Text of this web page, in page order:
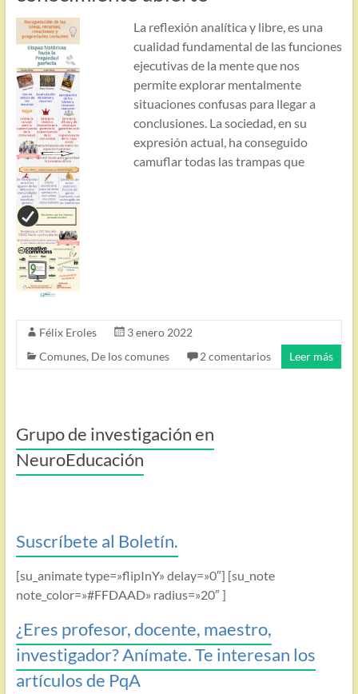
La reflexión analítica y libre, es una
cualidad fundamental de las funciones
ejecutivas de la mente que nos
permite explorar mentalmente
situaciones confusas para llegar a
conclusiones. La sociedad, en su
expresión actual, ha conseguido
camuflar todas las trampas que
Félix Eroles
3 enero 2022
Comunes, De los comunes 2 comentarios Leer más
Grupo de investigación en
NeuroEducación
Suscríbete al Boletín.
[su_animate type=»flipInY» delay=»0″] [su_note
note_color=»#FFDAAD» radius=»20″ ]
¿Eres profesor, docente, maestro,
investigador? Anímate. Te interesan los
artículos de PqA